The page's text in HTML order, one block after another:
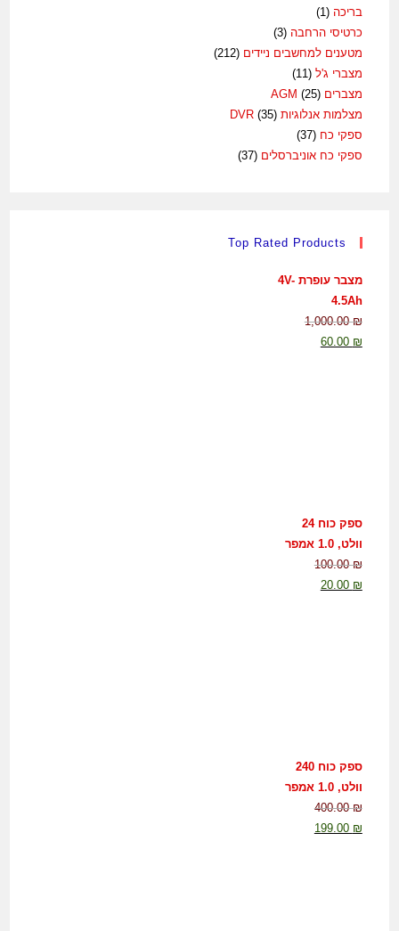
בריכה (1)
כרטיסי הרחבה (3)
מטענים למחשבים ניידים (212)
מצברי ג'ל (11)
מצברים AGM(25)
מצלמות אנלוגיות DVR(35)
ספקי כח (37)
ספקי כח אוניברסלים (37)
Top Rated Products
מצבר עופרת 4V-
4.5Ah
1,000.00₪
60.00 ₪
ספק כוח 24
וולט, 1.0 אמפר
100.00₪
20.00 ₪
ספק כוח 240
וולט, 1.0 אמפר
400.00₪
199.00 ₪